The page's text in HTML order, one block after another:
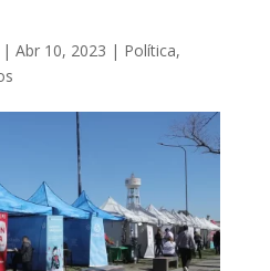
| Abr 10, 2023 | Política,